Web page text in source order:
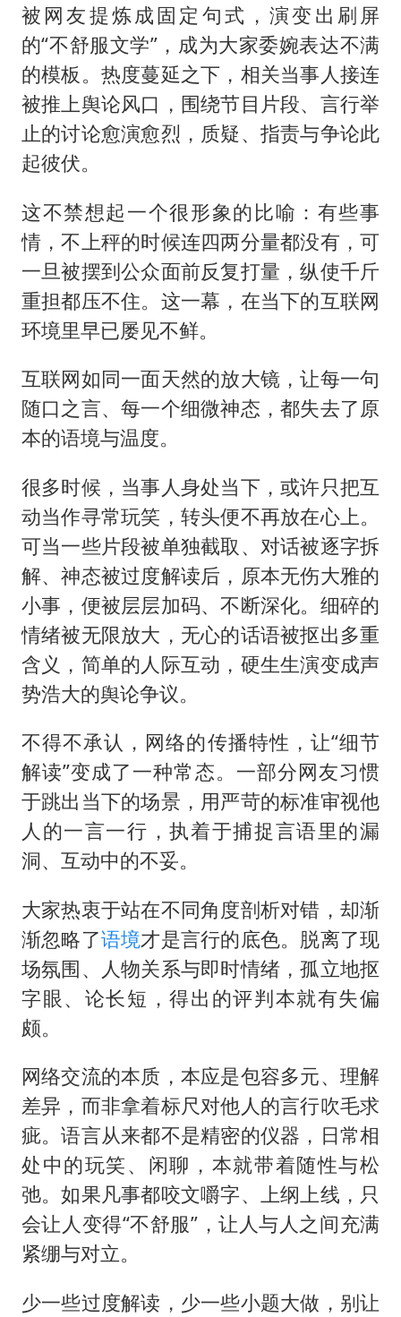
被网友提炼成固定句式，演变出刷屏
的“不舒服文学”，成为大家委婉表达不满
的模板。热度蔓延之下，相关当事人接连
被推上舆论风口，围绕节目片段、言行举
止的讨论愈演愈烈，质疑、指责与争论此
起彼伏。
这不禁想起一个很形象的比喻：有些事
情，不上秤的时候连四两分量都没有，可
一旦被摆到公众面前反复打量，纵使千斤
重担都压不住。这一幕，在当下的互联网
环境里早已屡见不鲜。
互联网如同一面天然的放大镜，让每一句
随口之言、每一个细微神态，都失去了原
本的语境与温度。
很多时候，当事人身处当下，或许只把互
动当作寻常玩笑，转头便不再放在心上。
可当一些片段被单独截取、对话被逐字拆
解、神态被过度解读后，原本无伤大雅的
小事，便被层层加码、不断深化。细碎的
情绪被无限放大，无心的话语被抠出多重
含义，简单的人际互动，硬生生演变成声
势浩大的舆论争议。
不得不承认，网络的传播特性，让“细节
解读”变成了一种常态。一部分网友习惯
于跳出当下的场景，用严苛的标准审视他
人的一言一行，执着于捕捉言语里的漏
洞、互动中的不妥。
大家热衷于站在不同角度剖析对错，却渐
渐忽略了语境才是言行的底色。脱离了现
场氛围、人物关系与即时情绪，孤立地抠
字眼、论长短，得出的评判本就有失偏
颇。
网络交流的本质，本应是包容多元、理解
差异，而非拿着标尺对他人的言行吹毛求
疵。语言从来都不是精密的仪器，日常相
处中的玩笑、闲聊，本就带着随性与松
弛。如果凡事都咬文嚼字、上纲上线，只
会让人变得“不舒服”，让人与人之间充满
紧绷与对立。
少一些过度解读，少一些小题大做，别让